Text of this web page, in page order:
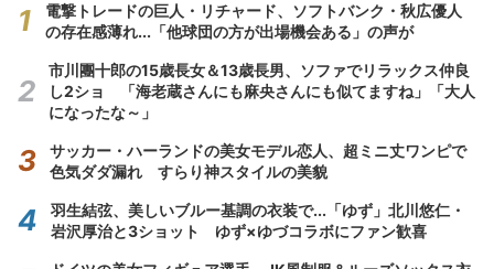
電撃トレードの巨人・リチャード、ソフトバンク・秋広優人
の存在感薄れ...「他球団の方が出場機会ある」の声が
市川團十郎の15歳長女＆13歳長男、ソファでリラックス仲良
し2ショ 「海老蔵さんにも麻央さんにも似てますね」「大人
になったな～」
サッカー・ハーランドの美女モデル恋人、超ミニ丈ワンピで
色気ダダ漏れ すらり神スタイルの美貌
羽生結弦、美しいブルー基調の衣装で...「ゆず」北川悠仁・
岩沢厚治と3ショット ゆず×ゆづコラボにファン歓喜